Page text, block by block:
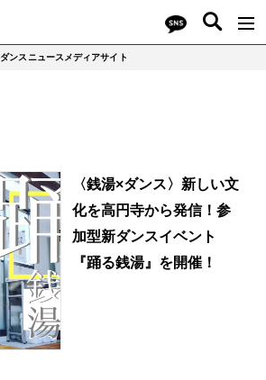
ダンスニュースメディアサイト
〈銭湯×ダンス〉新しい文
化を高円寺から発信！参
加型新ダンスイベント
『踊る銭湯』を開催！